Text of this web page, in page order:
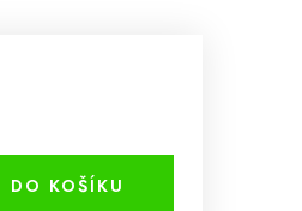
DO KOŠÍKU